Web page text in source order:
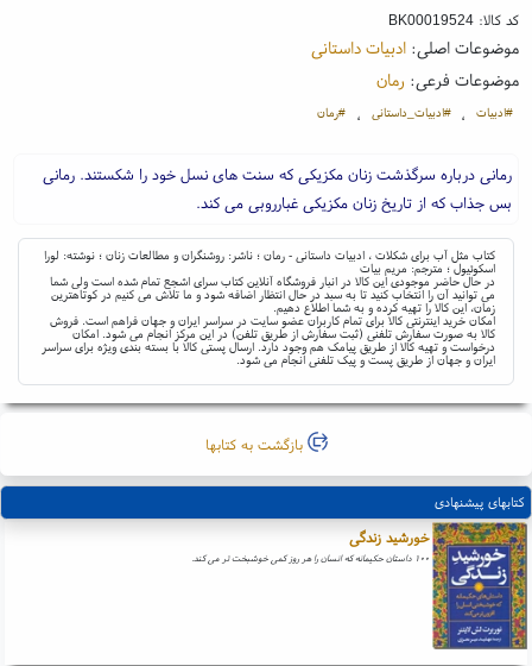
کد کالا:BK00019524
موضوعات اصلی:ادبیات داستانی
موضوعات فرعی: رمان
#ادبیات ، #ادبیات_داستانی ، #رمان
رمانی درباره سرگذشت زنان مکزیکی که سنت های نسل خود را شکستند. رمانی
بس جذاب که از تاریخ زنان مکزیکی غبارروبی می کند.
کتاب مثل آب برای شکلات ، ادبیات داستانی - رمان ؛ ناشر: روشنگران و مطالعات زنان ؛ نوشته: لورا
اسکوئیول ؛ مترجم: مریم بیات
در حال حاضر موجودی این کالا در انبار فروشگاه آنلاین کتاب سرای اشجع تمام شده است ولی شما
می توانید آن را انتخاب کنید تا به سبد در حال انتظار اضافه شود و ما تلاش می کنیم در کوتاهترین
زمان، این کالا را تهیه کرده و به شما اطلاع دهیم.
امکان خرید اینترنتی کالا برای تمام کاربران عضو سایت در سراسر ایران و جهان فراهم است. فروش
کالا به صورت سفارش تلفنی (ثبت سفارش از طریق تلفن) در این مرکز انجام می شود. امکان
درخواست و تهیه کالا از طریق پیامک هم وجود دارد. ارسال پستی کالا با بسته بندی ویژه برای سراسر
ایران و جهان از طریق پست و پیک تلفنی انجام می شود.
بازگشت به کتابها
کتابهای پیشنهادی
خورشید زندگی
۱۰۰ داستان حکیمانه که انسان را هر روز کمی خوشبخت تر می کند.